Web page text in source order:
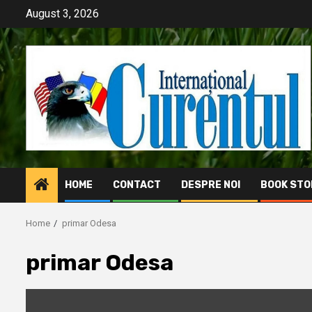
content
August 3, 2026
HOME CONTACT DESPRE NOI BOOK
Home primar Odesa
primar Odesa